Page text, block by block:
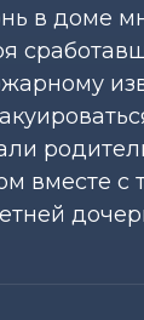
в доме
вместе с